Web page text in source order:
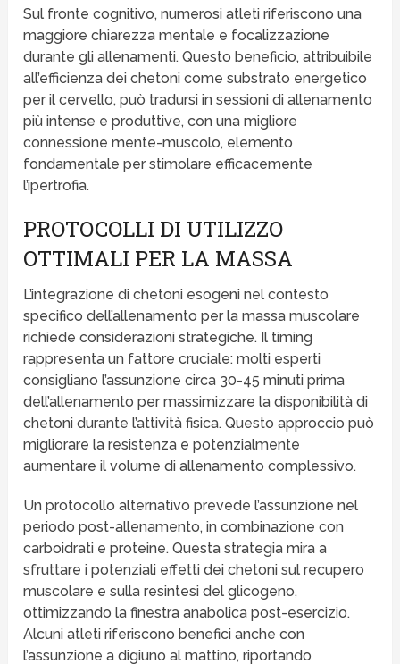
Sul fronte cognitivo, numerosi atleti riferiscono una
maggiore chiarezza mentale e focalizzazione
durante gli allenamenti. Questo beneficio, attribuibile
all’efficienza dei chetoni come substrato energetico
per il cervello, può tradursi in sessioni di allenamento
più intense e produttive, con una migliore
connessione mente-muscolo, elemento
fondamentale per stimolare efficacemente
l’ipertrofia.
PROTOCOLLI DI UTILIZZO
OTTIMALI PER LA MASSA
L’integrazione di chetoni esogeni nel contesto
specifico dell’allenamento per la massa muscolare
richiede considerazioni strategiche. Il timing
rappresenta un fattore cruciale: molti esperti
consigliano l’assunzione circa 30-45 minuti prima
dell’allenamento per massimizzare la disponibilità di
chetoni durante l’attività fisica. Questo approccio può
migliorare la resistenza e potenzialmente
aumentare il volume di allenamento complessivo.
Un protocollo alternativo prevede l’assunzione nel
periodo post-allenamento, in combinazione con
carboidrati e proteine. Questa strategia mira a
sfruttare i potenziali effetti dei chetoni sul recupero
muscolare e sulla resintesi del glicogeno,
ottimizzando la finestra anabolica post-esercizio.
Alcuni atleti riferiscono benefici anche con
l’assunzione a digiuno al mattino, riportando